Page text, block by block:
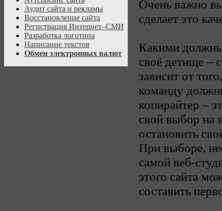
Аудит сайта и рекламы
Восстановление сайта
Регистрация Интернет–СМИ
Разработка логотипа
Написание текстов
Обмен электронных валют
Очень важно
сделает это
Какими
своё детище –
зависит от
команду
копирайтер –
свой выбор на
остановить
При выборе,
самой веб-
этого сайта
составить